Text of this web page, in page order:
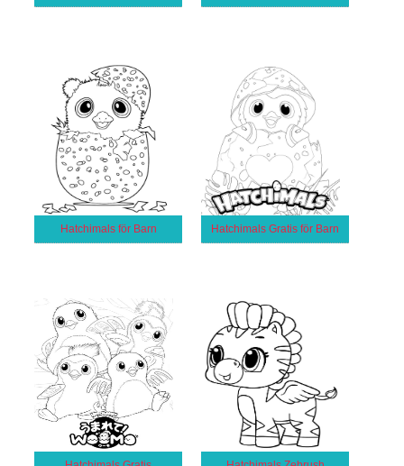
Hatchimals för Barn Hatchimals Gratis för Barn